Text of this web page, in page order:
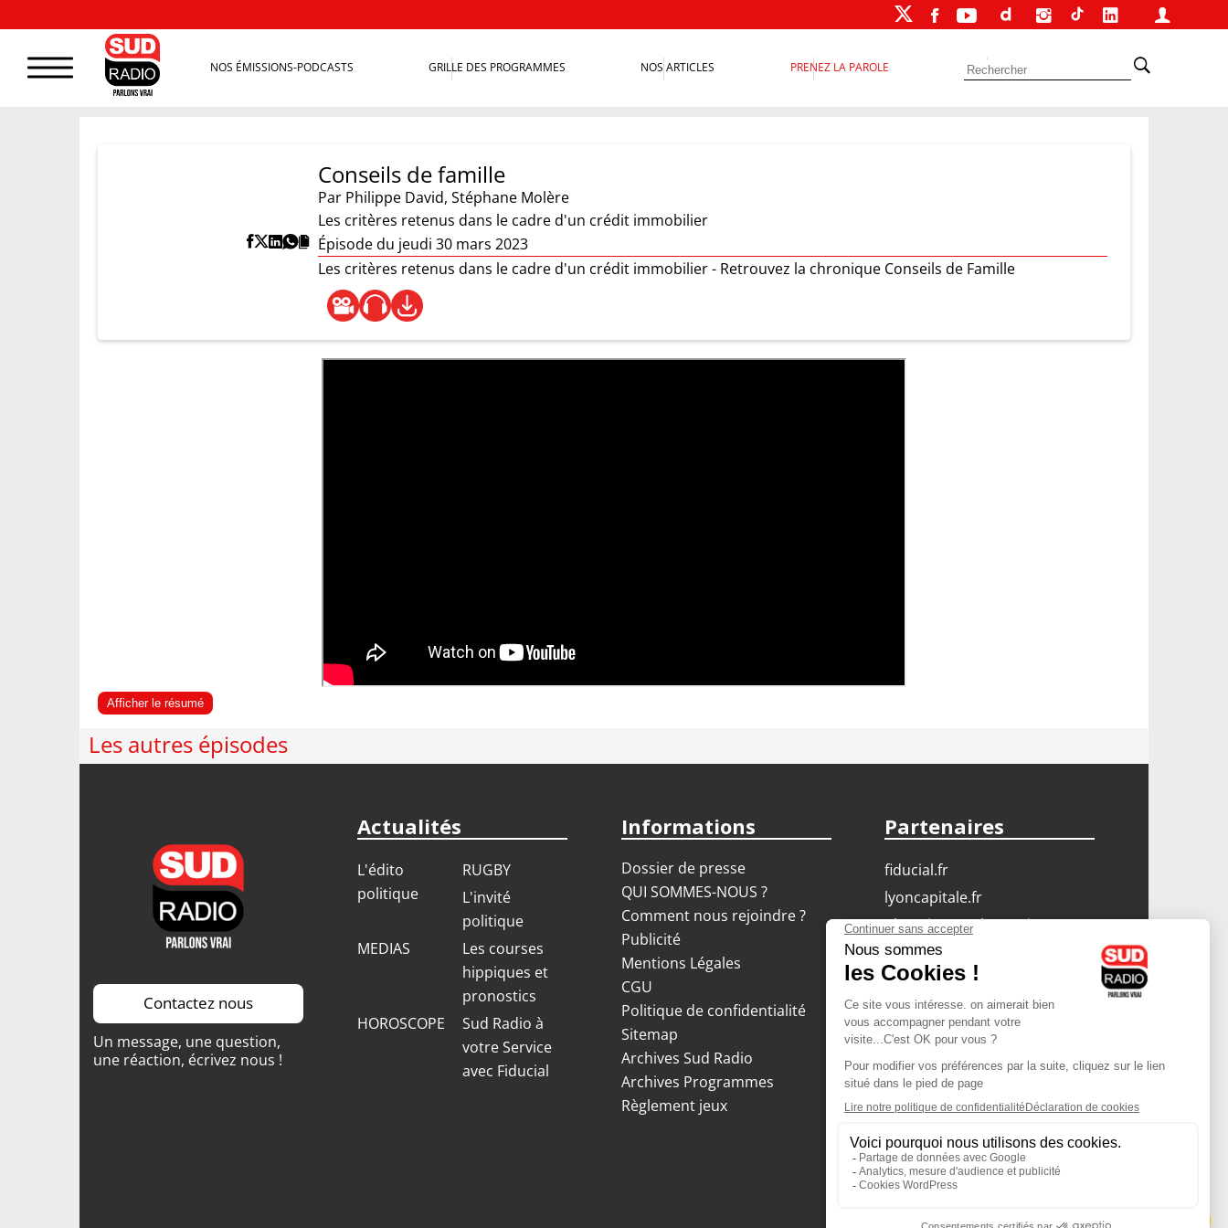
NOS ÉMISSIONS-PODCASTS GRILLE DES PROGRAMMES NOS ARTICLES PRENEZ LA PAROLE
Conseils de famille
Par Philippe David, Stéphane Molère
Les critères retenus dans le cadre d'un crédit immobilier
Épisode du jeudi 30 mars 2023
Les critères retenus dans le cadre d'un crédit immobilier - Retrouvez la chronique Conseils de Famille
Afficher le résumé
Les autres épisodes
Contactez nous
Un message, une question,
une réaction, écrivez nous !
Actualités
L'édito
politique
RUGBY
L'invité
politique
MEDIAS
Les courses
hippiques et
pronostics
HOROSCOPE
Sud Radio à
votre Service
avec Fiducial
Informations
Dossier de presse
QUI SOMMES-NOUS ?
Comment nous rejoindre ?
Publicité
Mentions Légales
CGU
Politique de confidentialité
Sitemap
Archives Sud Radio
Archives Programmes
Règlement jeux
Partenaires
fiducial.fr
lyoncapitale.fr
olympique-et-lyonnais.com
L'application Iphone
/ Android
Téléchargez l'application
Les cookies
Gestion des cookies